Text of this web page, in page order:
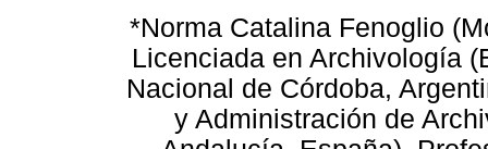
*Norma Catalina Fenoglio
Licenciada en Archivología
Nacional de Córdoba,
y Administración de